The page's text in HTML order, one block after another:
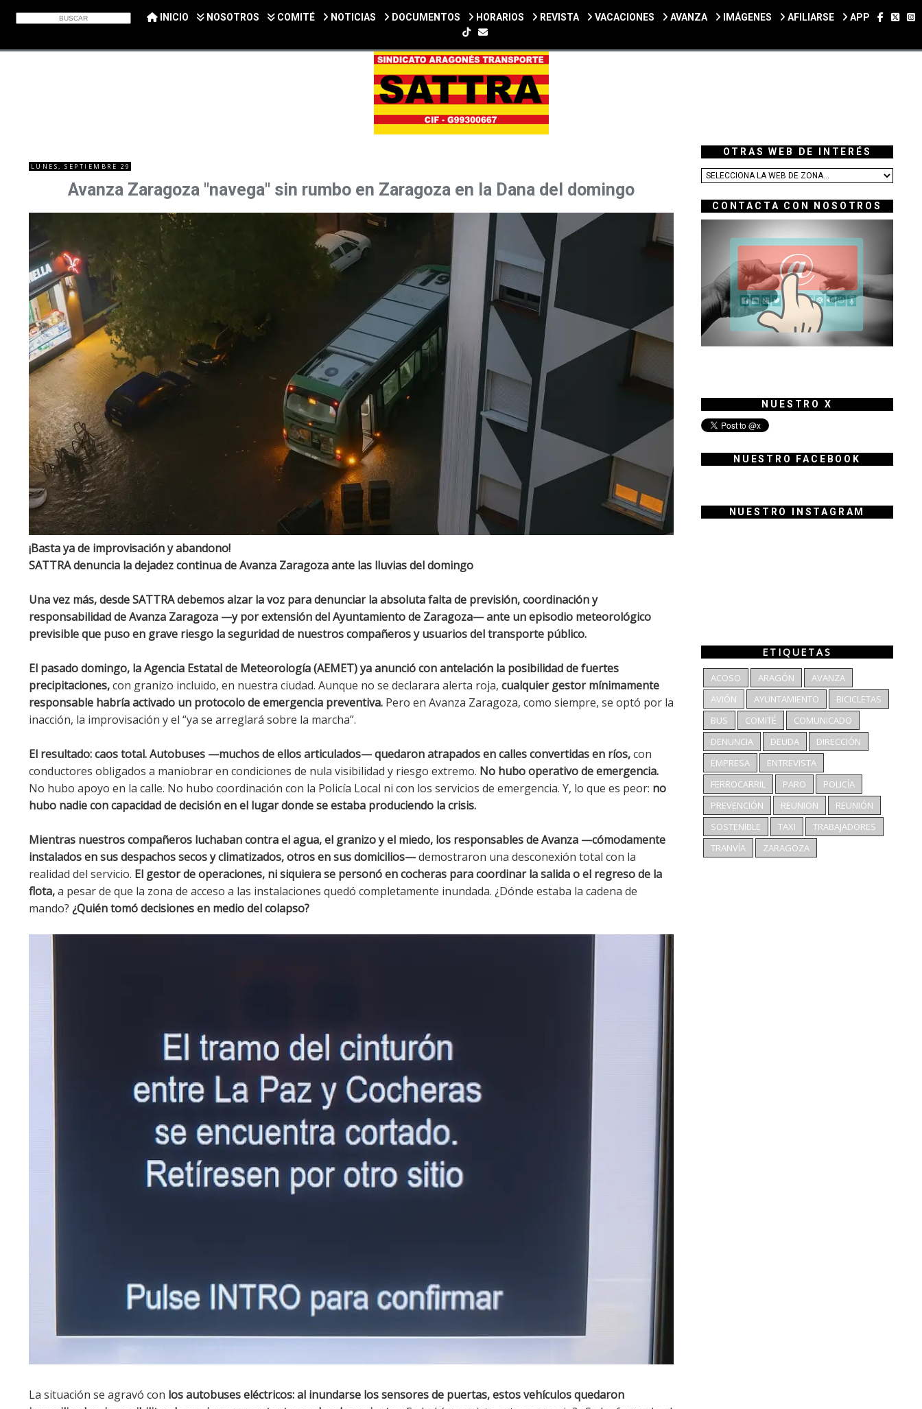
INICIO NOSOTROS COMITÉ NOTICIAS DOCUMENTOS HORARIOS REVISTA VACACIONES AVANZA IMÁGENES AFILIARSE APP
SIGUENOS EN TIKTOK
LUNES, SEPTIEMBRE 29
Avanza Zaragoza "navega" sin rumbo en Zaragoza en la Dana del domingo
¡Basta ya de improvisación y abandono!
SATTRA denuncia la dejadez continua de Avanza Zaragoza ante las lluvias del domingo
Una vez más, desde SATTRA debemos alzar la voz para denunciar la absoluta falta de previsión, coordinación y
responsabilidad de Avanza Zaragoza —y por extensión del Ayuntamiento de Zaragoza— ante un episodio meteorológico
previsible que puso en grave riesgo la seguridad de nuestros compañeros y usuarios del transporte público.
El pasado domingo, la Agencia Estatal de Meteorología (AEMET) ya anunció con antelación la posibilidad de fuertes
precipitaciones,con granizo incluido, en nuestra ciudad. Aunque no se declarara alerta roja, cualquier gestor mínimamente
responsable habría activado un protocolo de emergencia preventiva. Pero en Avanza Zaragoza, como siempre, se optó por la
inacción, la improvisación y el “ya se arreglará sobre la marcha”.
El resultado: caos total. Autobuses —muchos de ellos articulados— quedaron atrapados en calles convertidas en ríos,con
conductores obligados a maniobrar en condiciones de nula visibilidad y riesgo extremo. No hubo operativo de emergencia.
No hubo apoyo en la calle. No hubo coordinación con la Policía Local ni con los servicios de emergencia. Y, lo que es peor: no
hubo nadie con capacidad de decisión en el lugar donde se estaba produciendo la crisis.
Mientras nuestros compañeros luchaban contra el agua, el granizo y el miedo, los responsables de Avanza —cómodamente
instalados en sus despachos secos y climatizados, otros en sus domicilios—demostraron una desconexión total con la
realidad del servicio. El gestor de operaciones, ni siquiera se personó en cocheras para coordinar la salida o el regreso de la
flota,a pesar de que la zona de acceso a las instalaciones quedó completamente inundada. ¿Dónde estaba la cadena de
mando? ¿Quién tomó decisiones en medio del colapso?
La situación se agravó con los autobuses eléctricos: al inundarse los sensores de puertas, estos vehículos quedaron
OTRAS WEB DE INTERÉS
CONTACTA CON NOSOTROS
NUESTRO X
NUESTRO FACEBOOK
NUESTRO INSTAGRAM
ETIQUETAS
ACOSO ARAGÓN
AVANZA
AVIÓN
AYUNTAMIENTO
BICICLETAS
BUS
COMITÉ
COMUNICADO
DENUNCIA
DEUDA
DIRECCIÓN
EMPRESA
ENTREVISTA
FERROCARRIL
PARO
POLICÍA
PREVENCIÓN
REUNION
REUNIÓN
SOSTENIBLE
TAXI
TRABAJADORES
TRANVÍA
ZARAGOZA